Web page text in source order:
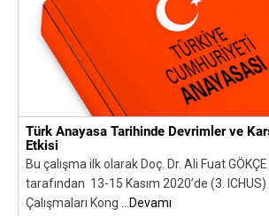
Türk Anayasa Tarihinde Devrimler ve
Etkisi
Bu çalışma ilk olarak Doç. Dr. Ali Fuat
tarafından 13-15 Kasım 2020’de (3.
Çalışmaları Kong
...Devamı